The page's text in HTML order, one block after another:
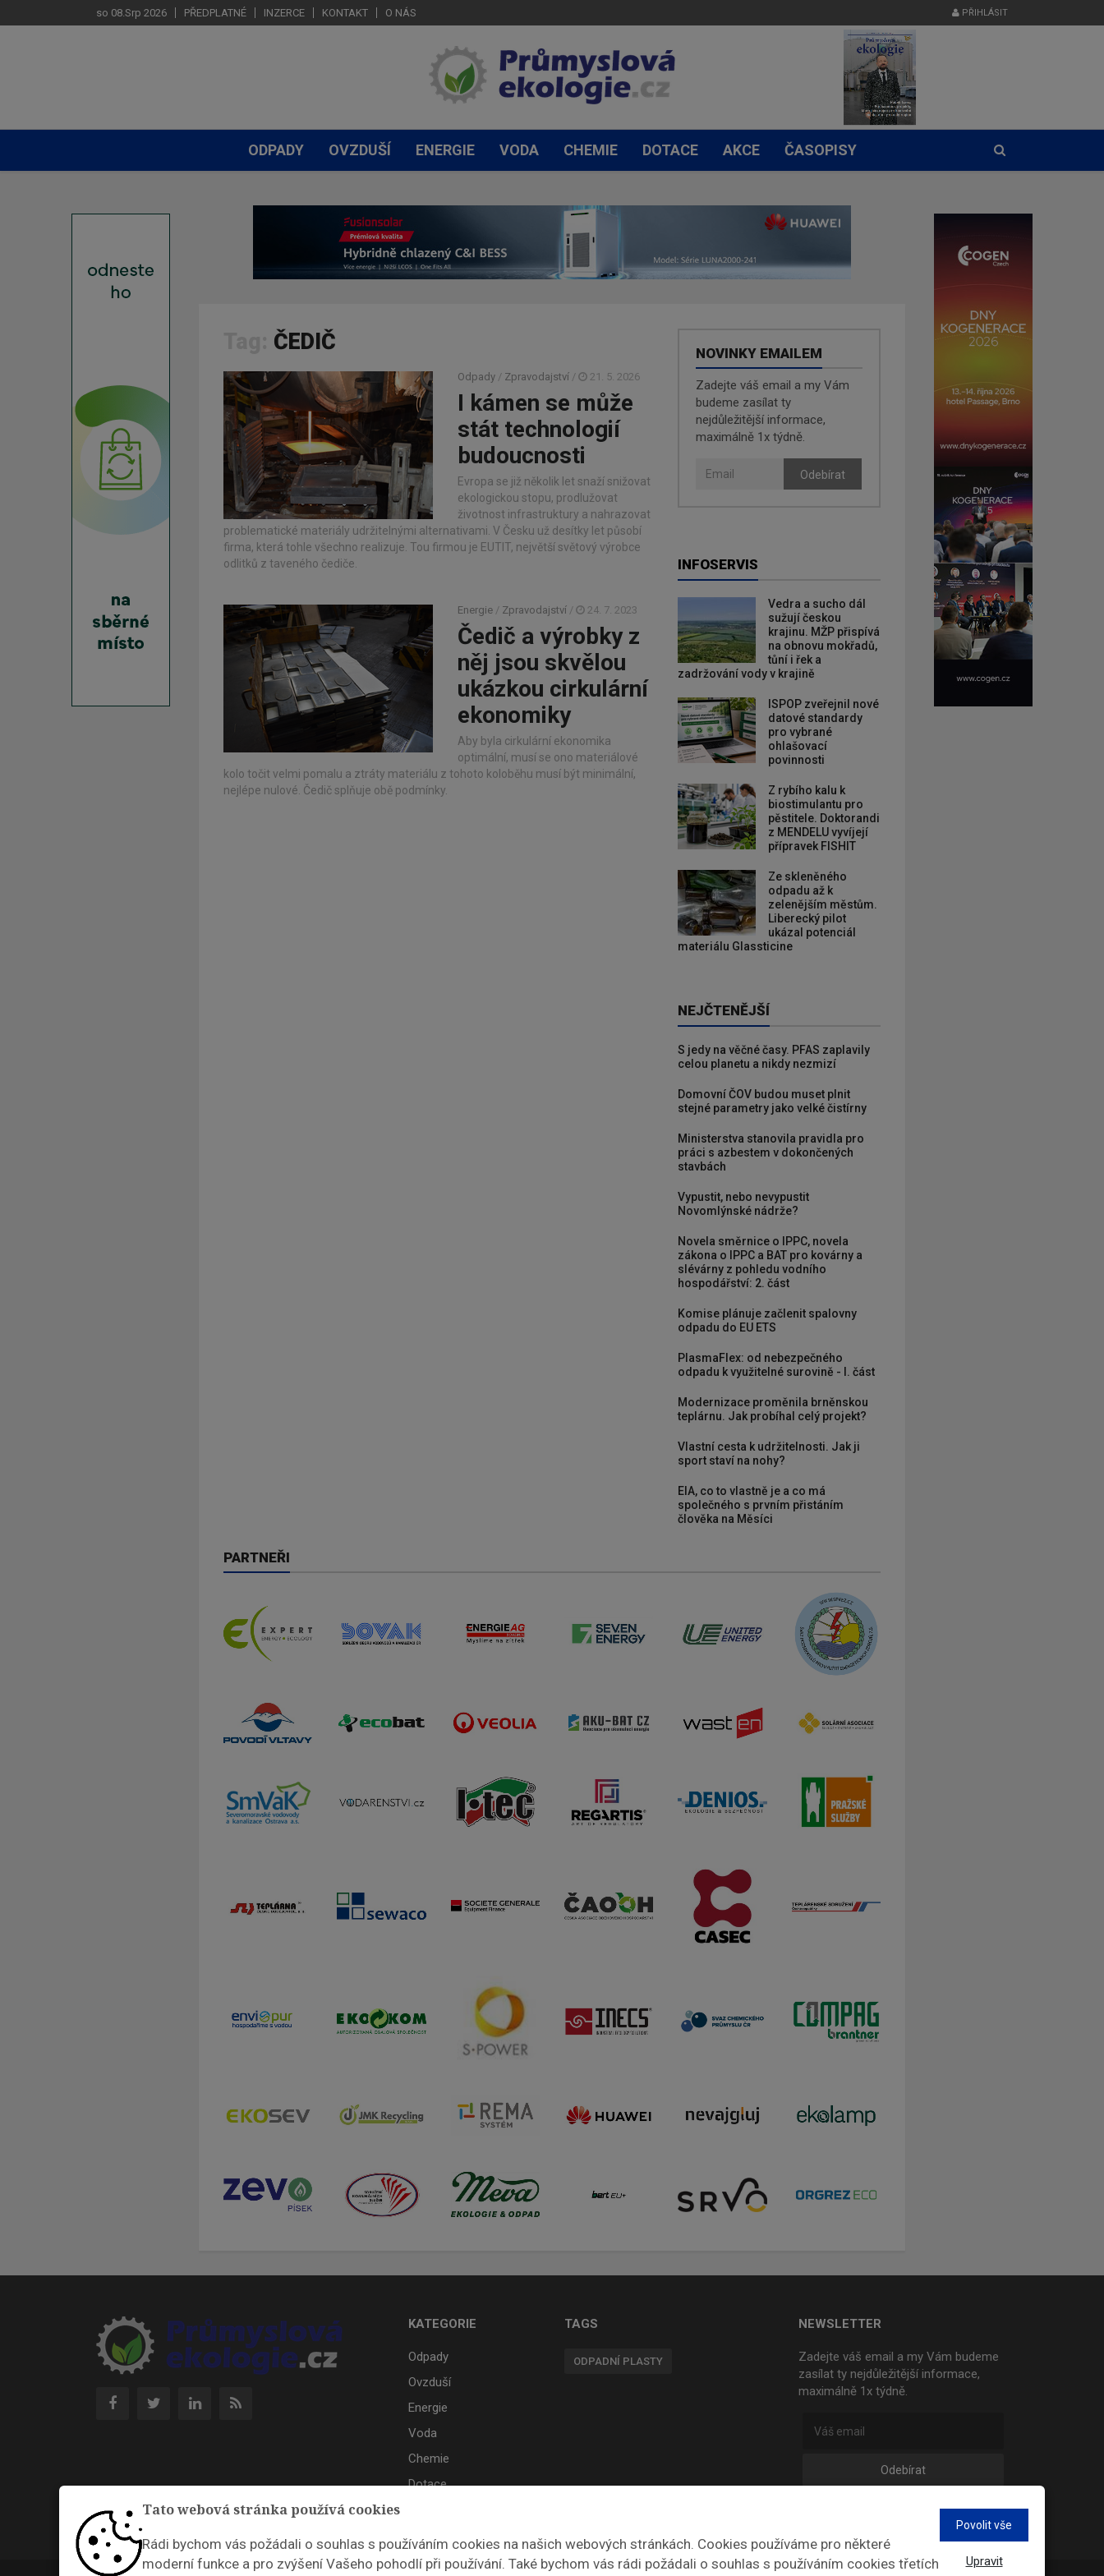
Tato webová stránka používá cookies
Rádi bychom vás požádali o souhlas s používáním cookies na našich webových stránkách. Cookies používáme pro některé
moderní funkce a pro zvýšení Vašeho pohodlí při používání. Také bychom vás rádi požádali o souhlas s používáním cookies třetích
Povolit vše
Upravit
so 08.Srp 2026 PŘEDPLATNÉ INZERCE KONTAKT O NÁS PŘIHLÁSIT
ODPADY OVZDUŠÍ ENERGIE VODA CHEMIE DOTACE AKCE ČASOPISY
ČEDIČ
Odpady / Zpravodajství / 21. 5. 2026
I kámen se může
stát technologií
budoucnosti
Evropa se již několik let snaží snižovat
ekologickou stopu, prodlužovat
životnost infrastruktury a nahrazovat
problematické materiály udržitelnými alternativami. V Česku už desítky let působí
firma, která tohle všechno realizuje. Tou firmou je EUTIT, největší světový výrobce
odlitků z taveného čediče.
Energie / Zpravodajství / 24. 7. 2023
Čedič a výrobky z
něj jsou skvělou
ukázkou cirkulární
ekonomiky
Aby byla cirkulární ekonomika
optimální, musí se ono materiálové
kolo točit velmi pomalu a ztráty materiálu z tohoto koloběhu musí být minimální,
nejlépe nulové. Čedič splňuje obě podmínky.
NOVINKY EMAILEM
Zadejte váš email a my Vám
budeme zasílat ty
nejdůležitější informace,
maximálně 1x týdně.
Odebírat
INFOSERVIS
Vedra a sucho dál
sužují českou
krajinu. MŽP přispívá
na obnovu mokřadů,
tůní i řek a
zadržování vody v krajině
ISPOP zveřejnil nové
datové standardy
pro vybrané
ohlašovací
povinnosti
Z rybího kalu k
biostimulantu pro
pěstitele. Doktorandi
z MENDELU vyvíjejí
přípravek FISHIT
Ze skleněného
odpadu až k
zelenějším městům.
Liberecký pilot
ukázal potenciál
materiálu Glassticine
NEJČTENĚJŠÍ
S jedy na věčné časy. PFAS zaplavily
celou planetu a nikdy nezmizí
Domovní ČOV budou muset plnit
stejné parametry jako velké čistírny
Ministerstva stanovila pravidla pro
práci s azbestem v dokončených
stavbách
Vypustit, nebo nevypustit
Novomlýnské nádrže?
Novela směrnice o IPPC, novela
zákona o IPPC a BAT pro kovárny a
slévárny z pohledu vodního
hospodářství: 2. část
Komise plánuje začlenit spalovny
odpadu do EU ETS
PlasmaFlex: od nebezpečného
odpadu k využitelné surovině - I. část
Modernizace proměnila brněnskou
teplárnu. Jak probíhal celý projekt?
Vlastní cesta k udržitelnosti. Jak ji
sport staví na nohy?
EIA, co to vlastně je a co má
společného s prvním přistáním
člověka na Měsíci
PARTNEŘI
KATEGORIE
Odpady
Ovzduší
Energie
Voda
Chemie
Dotace
TAGS
ODPADNÍ PLASTY
NEWSLETTER
Zadejte váš email a my Vám budeme
zasílat ty nejdůležitější informace,
maximálně 1x týdně.
Odebírat